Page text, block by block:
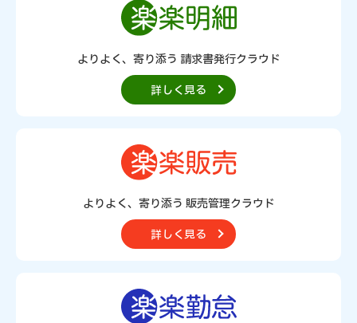
よりよく、寄り添う 請求書発行クラウド
詳しく見る
よりよく、寄り添う 販売管理クラウド
詳しく見る